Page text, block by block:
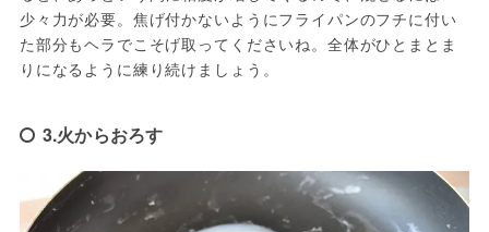
少々力が必要。焦げ付かないようにフライパンのフチに付い
た部分もヘラでこそげ取ってくださいね。全体がひとまとま
りになるように練り続けましょう。
3.火からおろす